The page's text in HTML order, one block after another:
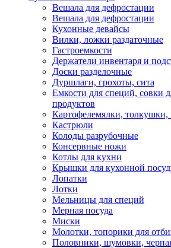
Вешала для дефростации
Вешала для дефростации
Кухонные девайсы
Вилки, ложки раздаточные
Гастроемкости
Держатели инвентаря и
Доски разделочные
Дуршлаги, грохоты, сита
Емкости для специй, совки
продуктов
Картофелемялки, толкушки,
Кастрюли
Колоды разрубочные
Консервные ножи
Котлы для кухни
Крышки для кухонной
Лопатки
Лотки
Мельницы для специй
Мерная посуда
Миски
Молотки, топорики для
Половники, шумовки,